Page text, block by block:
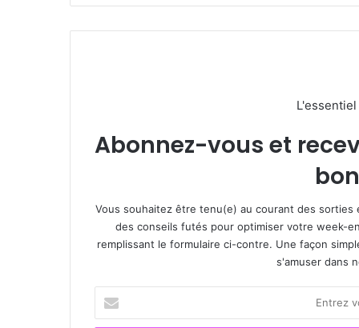
Abonnez-vous et
Vous souhaitez être tenu(e) au courant des
des conseils futés pour optimiser votre week-
remplissant le formulaire ci-contre. Une façon
s'amuser dans